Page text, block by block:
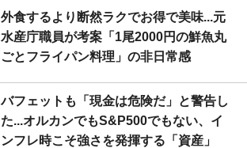
外食するより断然ラクでお得で美味...元
水産庁職員が考案「1尾2000円の鮮魚丸
ごとフライパン料理」の非日常感
バフェットも「現金は危険だ」と警告し
た...オルカンでもS&P500でもない、イ
ンフレ時こそ強さを発揮する「資産」